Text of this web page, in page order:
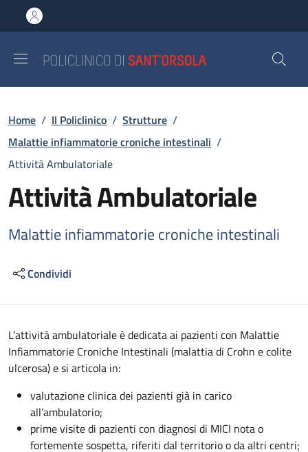
al contenuto principale
to footer content
Briciole di pane
Home / Il Policlinico / Strutture /
Malattie infiammatorie croniche intestinali /
Attività Ambulatoriale
Attività Ambulatoriale
Malattie infiammatorie croniche intestinali
Condividi
Descrizione
L’attività ambulatoriale è dedicata ai pazienti con Malattie
Infiammatorie Croniche Intestinali (malattia di Crohn e colite
ulcerosa) e si articola in:
valutazione clinica dei pazienti già in carico
all’ambulatorio;
prime visite di pazienti con diagnosi di MICI nota o
fortemente sospetta, riferiti dal territorio o da altri centri;